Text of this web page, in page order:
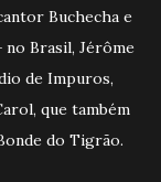
Buchecha e
no Brasil, Jérôme
de Impuros,
que também
do Tigrão.